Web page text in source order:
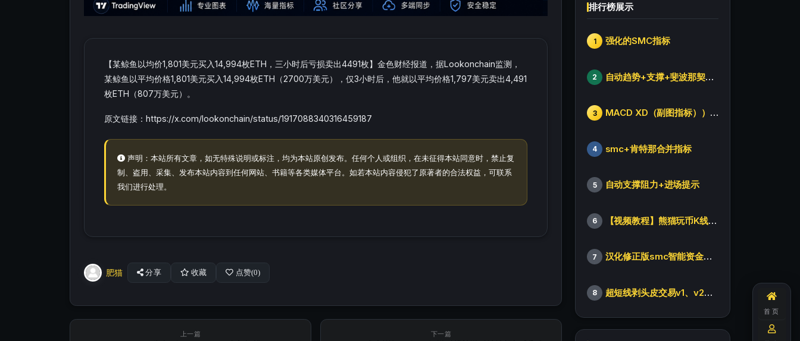
【某鲸鱼以均价1,801美元买入14,994枚ETH，三小时后亏损卖出4491枚】金色财经报道，据Lookonchain监测，
某鲸鱼以平均价格1,801美元买入14,994枚ETH（2700万美元），仅3小时后，他就以平均价格1,797美元卖出4,491
枚ETH（807万美元）。
原文链接：https://x.com/lookonchain/status/1917088340316459187
声明：本站所有文章，如无特殊说明或标注，均为本站原创发布。任何个人或组织，在未征得本站同意时，禁止复
制、盗用、采集、发布本站内容到任何网站、书籍等各类媒体平台。如若本站内容侵犯了原著者的合法权益，可联系
我们进行处理。
肥猫 分享 收藏 点赞(0)
上一篇 下一篇
排行榜展示
1 强化的SMC指标
2 自动趋势+支撑+斐波那契+箱体
3 MACD XD（副图指标））修改版
4 smc+肯特那合并指标
5 自动支撑阻力+进场提示
6 【视频教程】熊猫玩币K线后的秘密（全集）
7 汉化修正版smc智能资金订单指标
8 超短线剥头皮交易v1、v2版本
首页